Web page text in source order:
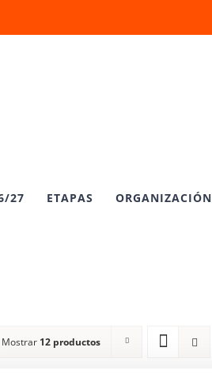
27 ETAPAS ORGANIZACIÓN
Mostrar 12 productos